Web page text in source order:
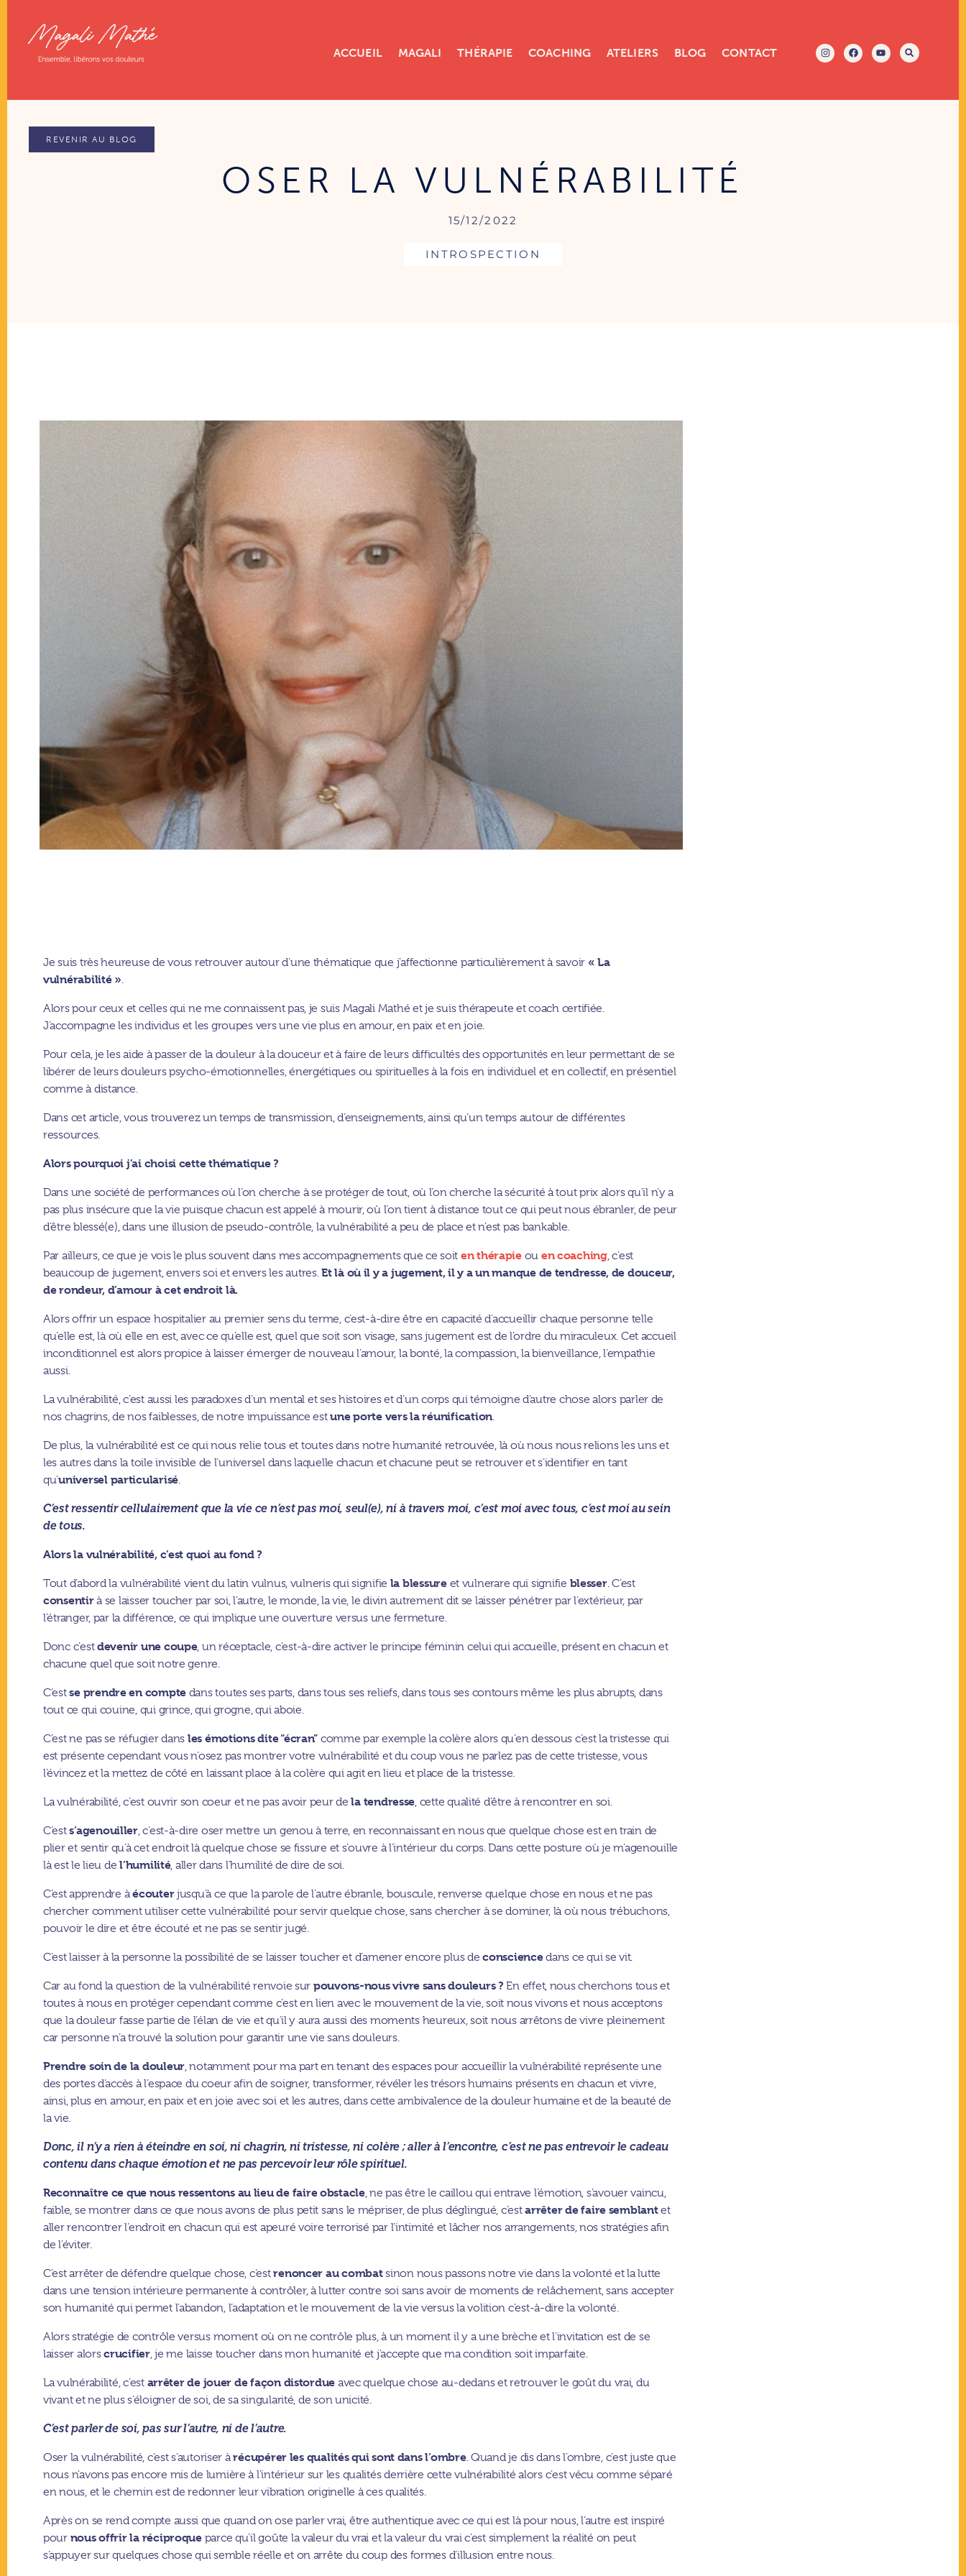
ACCUEIL MAGALI THÉRAPIE COACHING ATELIERS BLOG CONTACT
REVENIR AU BLOG
OSER LA VULNÉRABILITÉ
15/12/2022
INTROSPECTION
Je suis très heureuse de vous retrouver autour d’une thématique que j’affectionne particulièrement à savoir « La
vulnérabilité ».
Alors pour ceux et celles qui ne me connaissent pas, je suis Magali Mathé et je suis thérapeute et coach certifiée.
J’accompagne les individus et les groupes vers une vie plus en amour, en paix et en joie.
Pour cela, je les aide à passer de la douleur à la douceur et à faire de leurs difficultés des opportunités en leur permettant de se
libérer de leurs douleurs psycho-émotionnelles, énergétiques ou spirituelles à la fois en individuel et en collectif, en présentiel
comme à distance.
Dans cet article, vous trouverez un temps de transmission, d’enseignements, ainsi qu’un temps autour de différentes
ressources.
Alors pourquoi j’ai choisi cette thématique ?
Dans une société de performances où l’on cherche à se protéger de tout, où l’on cherche la sécurité à tout prix alors qu’il n’y a
pas plus insécure que la vie puisque chacun est appelé à mourir, où l’on tient à distance tout ce qui peut nous ébranler, de peur
d’être blessé(e), dans une illusion de pseudo-contrôle, la vulnérabilité a peu de place et n’est pas bankable.
Par ailleurs, ce que je vois le plus souvent dans mes accompagnements que ce soit en thérapieou en coaching, c’est
beaucoup de jugement, envers soi et envers les autres.Et là où il y a jugement, il y a un manque de tendresse, de douceur,
de rondeur, d’amour à cet endroit là.
Alors offrir un espace hospitalier au premier sens du terme, c’est-à-dire être en capacité d’accueillir chaque personne telle
qu’elle est, là où elle en est, avec ce qu’elle est, quel que soit son visage, sans jugement est de l’ordre du miraculeux. Cet accueil
inconditionnel est alors propice à laisser émerger de nouveau l’amour, la bonté, la compassion, la bienveillance, l’empathie
aussi.
La vulnérabilité, c’est aussi les paradoxes d’un mental et ses histoires et d’un corps qui témoigne d’autre chose alors parler de
nos chagrins, de nos faiblesses, de notre impuissance estune porte vers la réunification.
De plus, la vulnérabilité est ce qui nous relie tous et toutes dans notre humanité retrouvée, là où nous nous relions les uns et
les autres dans la toile invisible de l’universel dans laquelle chacun et chacune peut se retrouver et s’identifier en tant
qu’universel particularisé.
C’est ressentir cellulairement que la vie ce n’est pas moi, seul(e), ni à travers moi, c’est moi avec tous, c’est moi au sein
de tous.
Alors la vulnérabilité, c’est quoi au fond ?
Tout d’abord la vulnérabilité vient du latin vulnus, vulneris qui signifie la blessureet vulnerare qui signifie blesser. C’est
consentirà se laisser toucher par soi, l’autre, le monde, la vie, le divin autrement dit se laisser pénétrer par l’extérieur, par
l’étranger, par la différence, ce qui implique une ouverture versus une fermeture.
Donc c’estdevenir une coupe, un réceptacle, c’est-à-dire activer le principe féminin celui qui accueille, présent en chacun et
chacune quel que soit notre genre.
C’estse prendre en compte dans toutes ses parts, dans tous ses reliefs, dans tous ses contours même les plus abrupts, dans
tout ce qui couine, qui grince, qui grogne, qui aboie.
C’est ne pas se réfugier dans les émotions dite “écran” comme par exemple la colère alors qu’en dessous c’est la tristesse qui
est présente cependant vous n’osez pas montrer votre vulnérabilité et du coup vous ne parlez pas de cette tristesse, vous
l’évincez et la mettez de côté en laissant place à la colère qui agit en lieu et place de la tristesse.
La vulnérabilité, c’est ouvrir son coeur et ne pas avoir peur dela tendresse, cette qualité d’être à rencontrer en soi.
C’ests’agenouiller, c’est-à-dire oser mettre un genou à terre, en reconnaissant en nous que quelque chose est en train de
plier et sentir qu’à cet endroit là quelque chose se fissure et s’ouvre à l’intérieur du corps. Dans cette posture où je m’agenouille
là est le lieu del’humilité, aller dans l’humilité de dire de soi.
C’est apprendre àécouterjusqu’à ce que la parole de l’autre ébranle, bouscule, renverse quelque chose en nous et ne pas
chercher comment utiliser cette vulnérabilité pour servir quelque chose, sans chercher à se dominer, là où nous trébuchons,
pouvoir le dire et être écouté et ne pas se sentir jugé.
C’est laisser à la personne la possibilité de se laisser toucher et d’amener encore plus deconsciencedans ce qui se vit.
Car au fond la question de la vulnérabilité renvoie sur pouvons-nous vivre sans douleurs ? En effet, nous cherchons tous et
toutes à nous en protéger cependant comme c’est en lien avec le mouvement de la vie, soit nous vivons et nous acceptons
que la douleur fasse partie de l’élan de vie et qu’il y aura aussi des moments heureux, soit nous arrêtons de vivre pleinement
car personne n’a trouvé la solution pour garantir une vie sans douleurs.
Prendre soin de la douleur, notamment pour ma part en tenant des espaces pour accueillir la vulnérabilité représente une
des portes d’accès à l’espace du coeur afin de soigner, transformer, révéler les trésors humains présents en chacun et vivre,
ainsi, plus en amour, en paix et en joie avec soi et les autres, dans cette ambivalence de la douleur humaine et de la beauté de
la vie.
Donc, il n’y a rien à éteindre en soi, ni chagrin, ni tristesse, ni colère ; aller à l’encontre, c’est ne pas entrevoir le cadeau
contenu dans chaque émotion et ne pas percevoir leur rôle spirituel.
Reconnaître ce que nous ressentons au lieu de faire obstacle, ne pas être le caillou qui entrave l’émotion, s’avouer vaincu,
faible, se montrer dans ce que nous avons de plus petit sans le mépriser, de plus déglingué, c’estarrêter de faire semblantet
aller rencontrer l’endroit en chacun qui est apeuré voire terrorisé par l’intimité et lâcher nos arrangements, nos stratégies afin
de l’éviter.
C’est arrêter de défendre quelque chose, c’estrenoncer au combatsinon nous passons notre vie dans la volonté et la lutte
dans une tension intérieure permanente à contrôler, à lutter contre soi sans avoir de moments de relâchement, sans accepter
son humanité qui permet l’abandon, l’adaptation et le mouvement de la vie versus la volition c’est-à-dire la volonté.
Alors stratégie de contrôle versus moment où on ne contrôle plus, à un moment il y a une brèche et l’invitation est de se
laisser alorscrucifier, je me laisse toucher dans mon humanité et j’accepte que ma condition soit imparfaite.
La vulnérabilité, c’est arrêter de jouer de façon distordue avec quelque chose au-dedans et retrouver le goût du vrai, du
vivant et ne plus s’éloigner de soi, de sa singularité, de son unicité.
C’est parler de soi, pas sur l’autre, ni de l’autre.
Oser la vulnérabilité, c’est s’autoriser àrécupérer les qualités qui sont dans l’ombre. Quand je dis dans l’ombre, c’est juste que
nous n’avons pas encore mis de lumière à l’intérieur sur les qualités derrière cette vulnérabilité alors c’est vécu comme séparé
en nous, et le chemin est de redonner leur vibration originelle à ces qualités.
Après on se rend compte aussi que quand on ose parler vrai, être authentique avec ce qui est là pour nous, l’autre est inspiré
pour nous offrir la réciproqueparce qu’il goûte la valeur du vrai et la valeur du vrai c’est simplement la réalité on peut
s’appuyer sur quelques chose qui semble réelle et on arrête du coup des formes d’illusion entre nous.